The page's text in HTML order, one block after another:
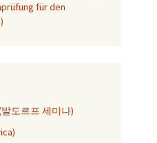
für den
도르프 세미나)